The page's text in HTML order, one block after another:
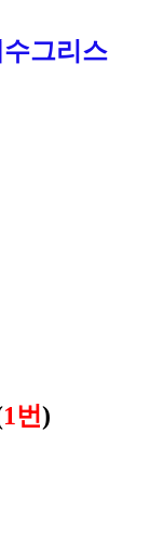
그리스
1번)